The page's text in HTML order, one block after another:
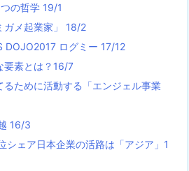
の哲学 19/1
ガメ起業家」 18/2
DOJO2017 ログミー 17/12
要素とは？16/7
るために活動する「エンジェル事業
16/3
シェア日本企業の活路は「アジア」1